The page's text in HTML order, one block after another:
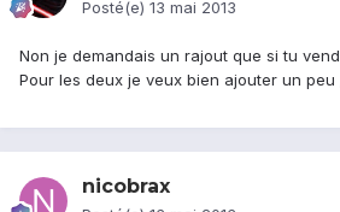
Posté(e) 13 mai 2013
Non je demandais un rajout que si tu
Pour les deux je veux bien ajouter un peu
nicobrax